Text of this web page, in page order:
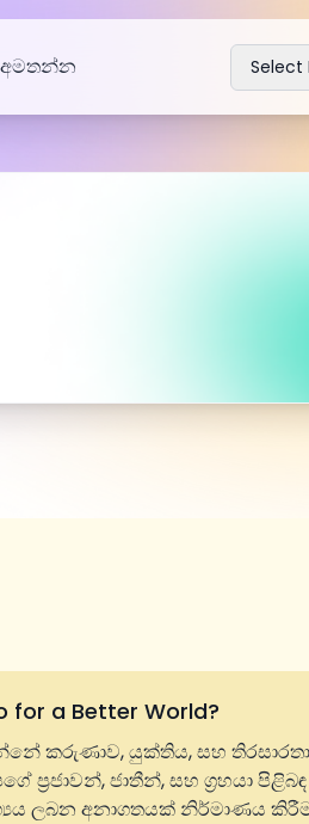
අමතන්න Select
for a Better World?
කරුණාව, යුක්තිය, සහ
ප්‍රජාවන්, ජාතීන්, සහ ග්‍රහයා
ලබන අනාගතයක් නිර්මාණය